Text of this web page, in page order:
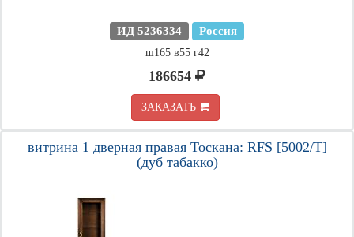
ИД 5236334 Россия
ш165 в55 г42
186654
ЗАКАЗАТЬ
витрина 1 дверная правая Тоскана: RFS [5002/T]
(дуб табакко)